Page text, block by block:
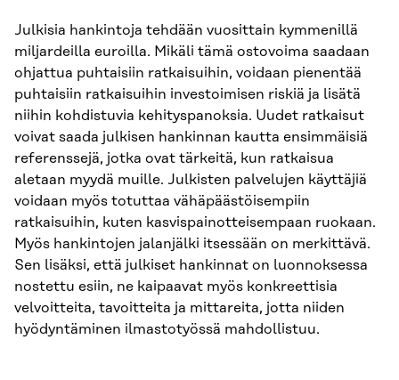
Julkisia hankintoja tehdään vuosittain kymmenillä
miljardeilla euroilla. Mikäli tämä ostovoima saadaan
ohjattua puhtaisiin ratkaisuihin, voidaan pienentää
puhtaisiin ratkaisuihin investoimisen riskiä ja lisätä
niihin kohdistuvia kehityspanoksia. Uudet ratkaisut
voivat saada julkisen hankinnan kautta ensimmäisiä
referenssejä, jotka ovat tärkeitä, kun ratkaisua
aletaan myydä muille. Julkisten palvelujen käyttäjiä
voidaan myös totuttaa vähäpäästöisempiin
ratkaisuihin, kuten kasvispainotteisempaan ruokaan.
Myös hankintojen jalanjälki itsessään on merkittävä.
Sen lisäksi, että julkiset hankinnat on luonnoksessa
nostettu esiin, ne kaipaavat myös konkreettisia
velvoitteita, tavoitteita ja mittareita, jotta niiden
hyödyntäminen ilmastotyössä mahdollistuu.